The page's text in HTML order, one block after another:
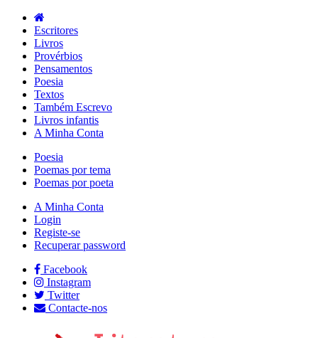
Escritores
Livros
Provérbios
Pensamentos
Poesia
Textos
Também Escrevo
Livros infantis
A Minha Conta
Poesia
Poemas por tema
Poemas por poeta
A Minha Conta
Login
Registe-se
Recuperar password
Facebook
Instagram
Twitter
Contacte-nos